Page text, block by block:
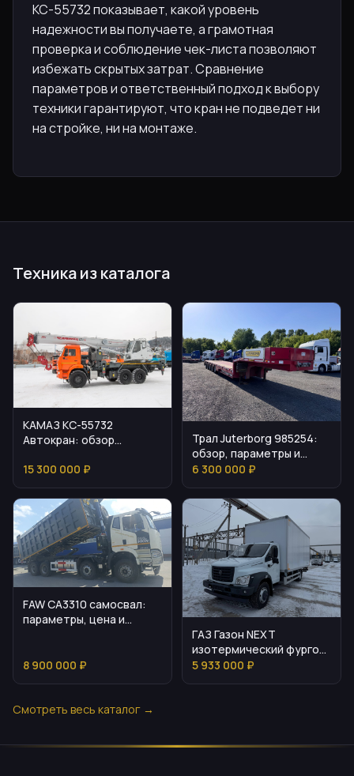
КС-55732 показывает, какой уровень
надежности вы получаете, а грамотная
проверка и соблюдение чек-листа позволяют
избежать скрытых затрат. Сравнение
параметров и ответственный подход к выбору
техники гарантируют, что кран не подведет ни
на стройке, ни на монтаже.
Техника из каталога
КАМАЗ КС-55732
Автокран: обзор
эксплуатации
15 300 000 ₽
Трал Juterborg 985254:
обзор, параметры и
особенности
6 300 000 ₽
FAW CA3310 самосвал:
параметры, цена и
8 900 000 ₽
ГАЗ Газон NEXT
изотермический фургон:
характеристики и
5 933 000 ₽
Смотреть весь каталог →